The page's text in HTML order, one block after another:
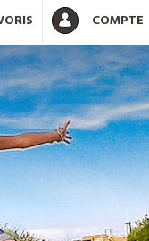
COMPTE
OK